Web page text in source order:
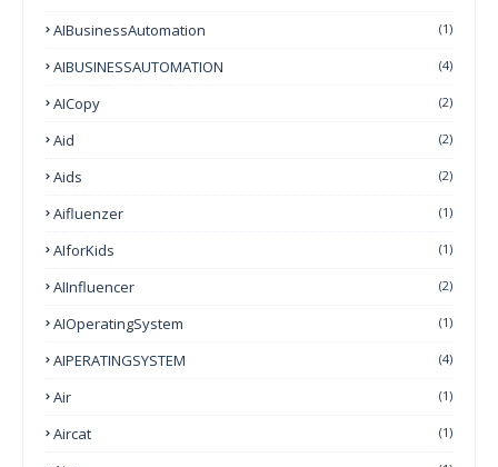
AIBusinessAutomation
(1)
AIBUSINESSAUTOMATION (4)
AICopy (2)
Aid (2)
Aids (2)
Aifluenzer (1)
AIforKids (1)
AIInfluencer (2)
AIOperatingSystem (1)
AIPERATINGSYSTEM (4)
Air (1)
Aircat (1)